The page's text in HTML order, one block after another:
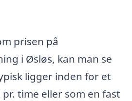
prisen på
i Øsløs, kan man se
ligger inden for et
time eller som en fast